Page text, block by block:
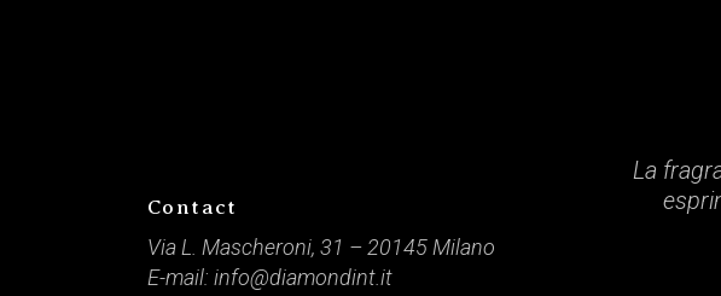
Contact
Via L. Mascheroni, 31 – 20145 Milano
E-mail: info@diamondint.it
La